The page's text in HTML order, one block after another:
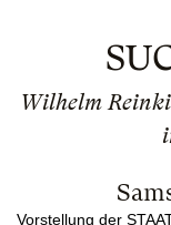
Wilhelm
Vorstellung der